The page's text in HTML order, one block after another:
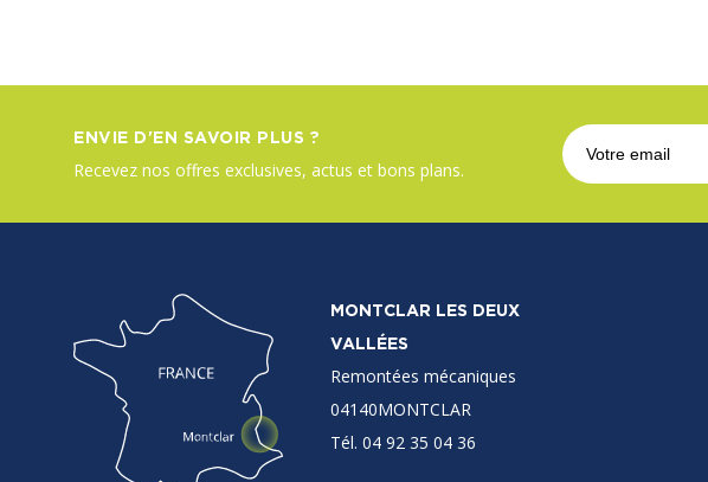
ENVIE D'EN SAVOIR PLUS ?
Recevez nos offres exclusives, actus et bons plans.
MONTCLAR LES DEUX
VALLÉES
Remontées mécaniques
04140MONTCLAR
Tél. 04 92 35 04 36